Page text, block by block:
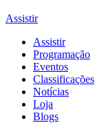
Assistir
Assistir
Programação
Eventos
Classificações
Notícias
Loja
Blogs